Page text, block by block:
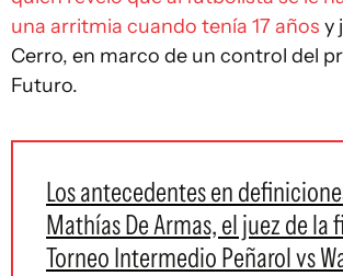
una arritmia cuando tenía 17 años y
Cerro, en marco de un control del
Futuro.
Los antecedentes en
Mathías De Armas, el juez de la
Torneo Intermedio Peñarol vs